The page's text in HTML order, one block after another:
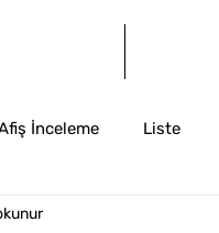
İnceleme Liste